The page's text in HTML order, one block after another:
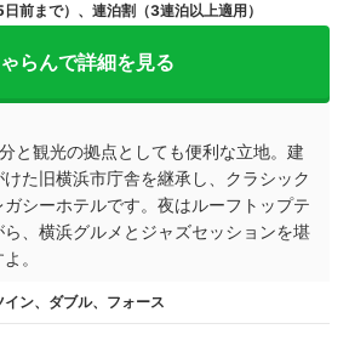
前まで）、連泊割（3連泊以上適用）
らんで詳細を見る
と観光の拠点としても便利な立地。建
た旧横浜市庁舎を継承し、クラシック
シーホテルです。夜はルーフトップテ
、横浜グルメとジャズセッションを堪
。
イン、ダブル、フォース